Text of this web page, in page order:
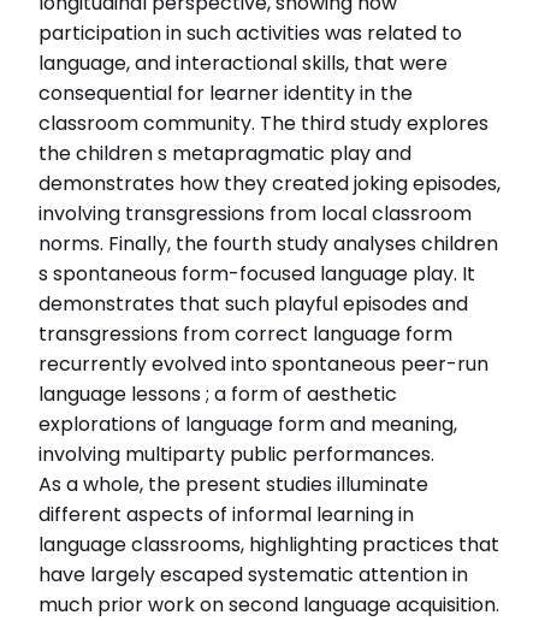
participation in such activities was related to
language, and interactional skills, that were
consequential for learner identity in the
classroom community. The third study explores
the children s metapragmatic play and
demonstrates how they created joking episodes,
involving transgressions from local classroom
norms. Finally, the fourth study analyses children
s spontaneous form-focused language play. It
demonstrates that such playful episodes and
transgressions from correct language form
recurrently evolved into spontaneous peer-run
language lessons ; a form of aesthetic
explorations of language form and meaning,
involving multiparty public performances.
As a whole, the present studies illuminate
different aspects of informal learning in
language classrooms, highlighting practices that
have largely escaped systematic attention in
much prior work on second language acquisition.